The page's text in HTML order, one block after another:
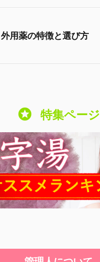
外用薬の特徴と選び方
stars 特集ページ